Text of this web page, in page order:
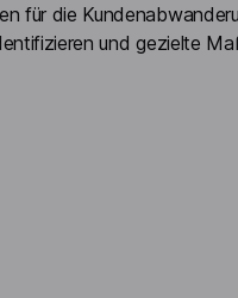
für die
und gezielte